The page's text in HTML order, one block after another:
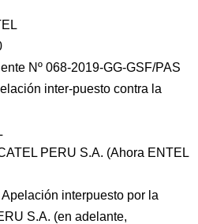
Nº 068-2019-GG-GSF/PAS
inter-puesto contra la
PERU S.A. (Ahora ENTEL
interpuesto por la
S.A. (en adelante,